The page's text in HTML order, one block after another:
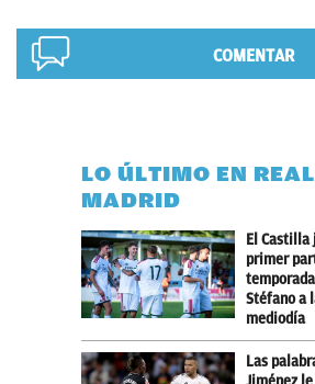
COMENTAR
LO ÚLTIMO EN REAL
MADRID
El Castilla
primer
Stéfano a
mediodía
Las